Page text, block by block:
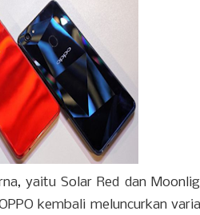
yaitu Solar Red dan
kembali meluncurkan